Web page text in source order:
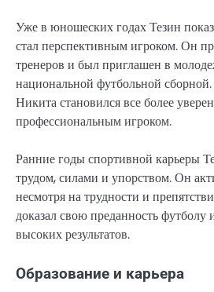
Уже в юношеских годах Тезин
стал перспективным игроком. Он
тренеров и был приглашен в
национальной футбольной
Никита становился все более
профессиональным игроком.
Ранние годы спортивной карьеры
трудом, силами и упорством. Он
несмотря на трудности и
доказал свою преданность футболу
высоких результатов.
Образование и карьера